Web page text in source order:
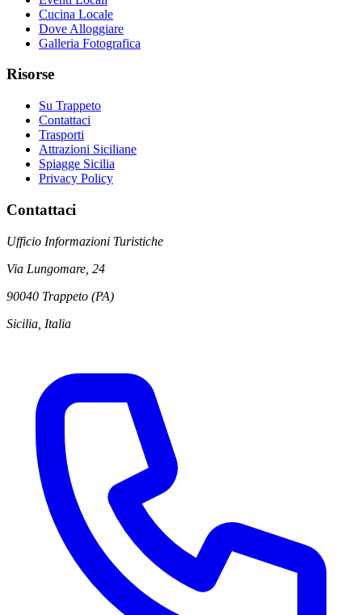
Cucina Locale
Dove Alloggiare
Galleria Fotografica
Risorse
Su Trappeto
Contattaci
Trasporti
Attrazioni Siciliane
Spiagge Sicilia
Privacy Policy
Contattaci
Ufficio Informazioni Turistiche
Via Lungomare, 24
90040 Trappeto (PA)
Sicilia, Italia